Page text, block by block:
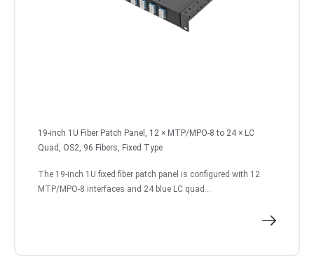
19-inch 1U Fiber Patch Panel, 12 × MTP/MPO-8 to 24 × LC
Quad, OS2, 96 Fibers, Fixed Type
The 19-inch 1U fixed fiber patch panel is configured with 12
MTP/MPO-8 interfaces and 24 blue LC quad...